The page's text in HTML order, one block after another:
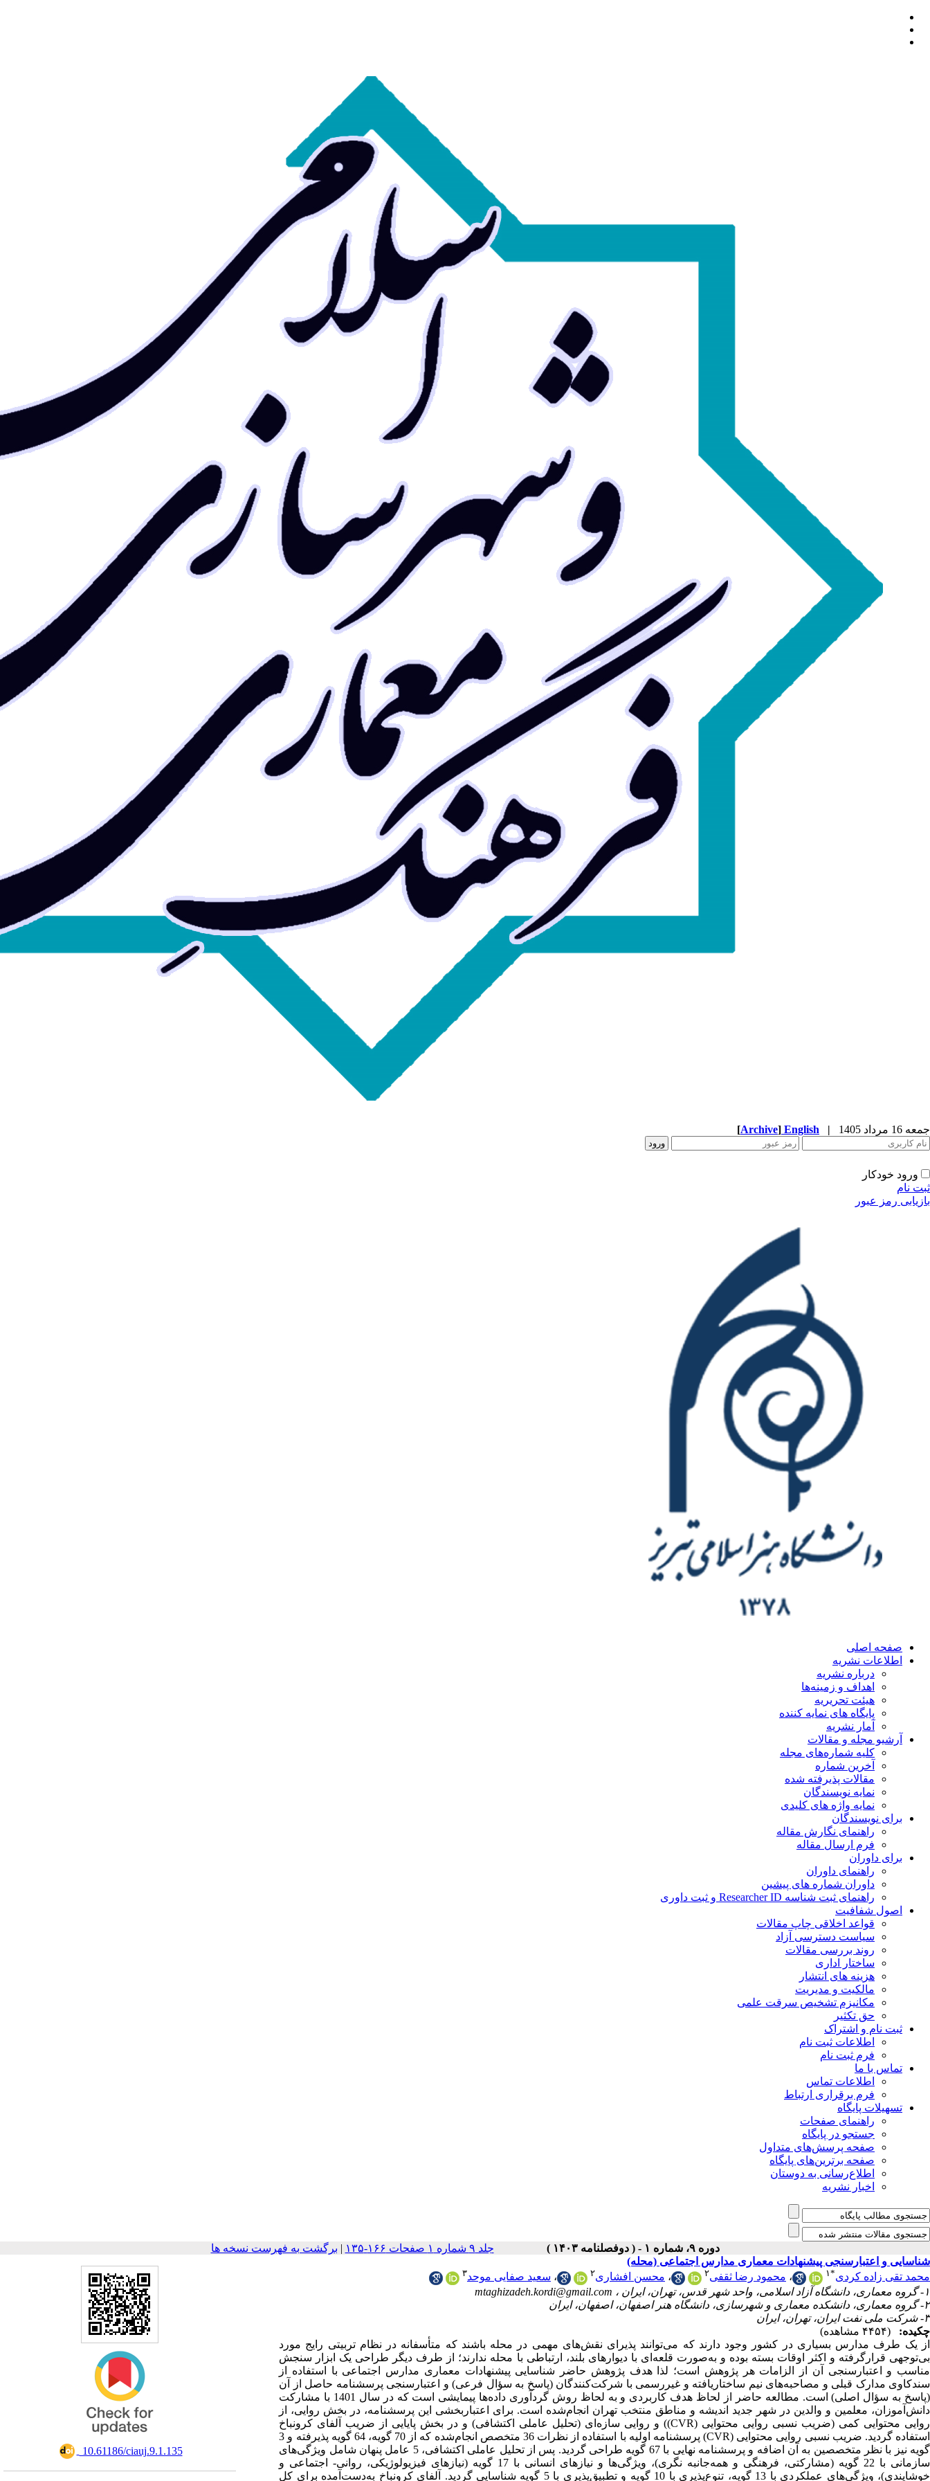
جمعه 16 مرداد 1405 |
English
[Archive]
ورود خودکار
ثبت نام
بازیابی رمز عبور
صفحه اصلی
اطلاعات نشریه
درباره نشریه
اهداف و زمینه‌ها
هیئت تحریریه
پایگاه های نمایه کننده
آمار نشریه
آرشیو مجله و مقالات
کلیه شماره‌های مجله
آخرین شماره
مقالات پذیرفته شده
نمایه نویسندگان
نمایه واژه های کلیدی
برای نویسندگان
راهنمای نگارش مقاله
فرم ارسال مقاله
برای داوران
راهنمای داوران
داوران شماره های پیشین
راهنمای ثبت شناسه Researcher ID و ثبت داوری
اصول شفافیت
قواعد اخلاقی چاپ مقالات
سیاست دسترسی آزاد
روند بررسی مقالات
ساختار اداری
هزینه های انتشار
مالکیت و مدیریت
مکانیزم تشخیص سرقت علمی
حق تکثیر
ثبت نام و اشتراک
اطلاعات ثبت نام
فرم ثبت نام
تماس با ما
اطلاعات تماس
فرم برقراری ارتباط
تسهیلات پایگاه
راهنمای صفحات
جستجو در پایگاه
صفحه پرسش‌های متداول
صفحه برترین‌های پایگاه
اطلاع‌رسانی به دوستان
اخبار نشریه
دوره ۹، شماره ۱ - ( دوفصلنامه ۱۴۰۳ ) جلد ۹ شماره ۱ صفحات ۱۶۶-۱۳۵ | برگشت به فهرست نسخه ها
‎ 10.61186/ciauj.9.1.135
شناسایی و اعتبارسنجی پیشنهادات معماری مدارس اجتماعی (محله)
محمد تقی زاده کردی*۱ ، محمود رضا ثقفی۲ ، محسن افشاری۲ ، سعید صفایی موحد۳
۱- گروه معماری، دانشگاه آزاد اسلامی، واحد شهر قدس، تهران، ایران ،
mtaghizadeh.kordi@gmail.com
۲- گروه معماری، دانشکده معماری و شهرسازی، دانشگاه هنر اصفهان، اصفهان، ایران
۳- شرکت ملی نفت ایران، تهران، ایران
چکیده:
(۴۴۵۴ مشاهده)
از یک طرف مدارس بسیاری در کشور وجود دارند که می‌توانند پذیرای نقش‌های مهمی در محله باشند که متأسفانه در نظام تربیتی رایج مورد
بی‌توجهی قرارگرفته و اکثر اوقات بسته بوده و به‌صورت قلعه‌ای با دیوارهای بلند، ارتباطی با محله ندارند؛ از طرف دیگر طراحی یک ابزار سنجش
مناسب و اعتبارسنجی آن از الزامات هر پژوهش است؛ لذا هدف پژوهش حاضر شناسایی پیشنهادات معماری مدارس اجتماعی با استفاده از
سندکاوی مدارک قبلی و مصاحبه‌های نیم ساختاریافته و غیررسمی با شرکت‌کنندگان (پاسخ به سؤال فرعی) و اعتبارسنجی پرسشنامه حاصل از آن
(پاسخ به سؤال اصلی) است. مطالعه حاضر از لحاظ هدف کاربردی و به لحاظ روش گردآوری داده‌ها پیمایشی است که در سال 1401 با مشارکت
دانش‌آموزان، معلمین و والدین در شهر جدید اندیشه و مناطق منتخب تهران انجام‌شده است. برای اعتباربخشی این پرسشنامه، در بخش روایی، از
روایی محتوایی کمی (ضریب نسبی روایی محتوایی (CVR)) و روایی سازه‌ای (تحلیل عاملی اکتشافی) و در بخش پایایی از ضریب آلفای کرونباخ
استفاده گردید. ضریب نسبی روایی محتوایی (CVR) پرسشنامه اولیه با استفاده از نظرات 36 متخصص انجام‌شده که از 70 گویه، 64 گویه پذیرفته و 3
گویه نیز با نظر متخصصین به آن اضافه و پرسشنامه نهایی با 67 گویه طراحی گردید. پس از تحلیل عاملی اکتشافی، 5 عامل پنهان شامل ویژگی‌های
سازمانی با 22 گویه (مشارکتی، فرهنگی و همه‌جانبه نگری)، ویژگی‌ها و نیازهای انسانی با 17 گویه (نیازهای فیزیولوژیکی، روانی- اجتماعی و
خوشایندی)، ویژگی‌های عملکردی با 13 گویه، تنوع‌پذیری با 10 گویه و تطبیق‌پذیری با 5 گویه شناسایی گردید. آلفای کرونباخ به‌دست‌آمده برای کل